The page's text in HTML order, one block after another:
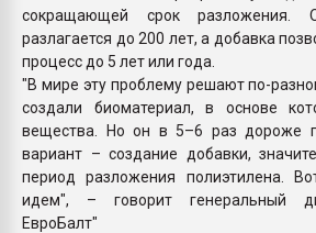
сокращающей срок разложения.
разлагается до 200 лет, а добавка
процесс до 5 лет или года.
"В мире эту проблему решают по-
создали биоматериал, в основе
вещества. Но он в 5–6 раз дороже
вариант – создание добавки,
период разложения полиэтилена.
идем", – говорит генеральный
ЕвроБалт"